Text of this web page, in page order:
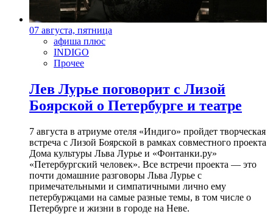
07 августа, пятница
афиша плюс
INDIGO
Прочее
Лев Лурье поговорит с Лизой
Боярской о Петербурге и театре
7 августа в атриуме отеля «Индиго» пройдет творческая
встреча с Лизой Боярской в рамках совместного проекта
Дома культуры Льва Лурье и «Фонтанки.ру»
«Петербургский человек». Все встречи проекта — это
почти домашние разговоры Льва Лурье с
примечательными и симпатичными лично ему
петербуржцами на самые разные темы, в том числе о
Петербурге и жизни в городе на Неве.